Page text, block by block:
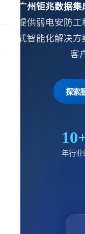
广州钜兆数据集
提供弱电安防工
式智能化解决
客
探索
年行业